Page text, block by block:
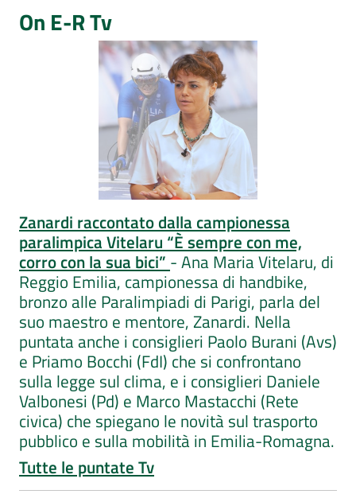
On E-R Tv
Zanardi raccontato dalla campionessa
paralimpica Vitelaru “È sempre con me,
corro con la sua bici” - Ana Maria Vitelaru, di
Reggio Emilia, campionessa di handbike,
bronzo alle Paralimpiadi di Parigi, parla del
suo maestro e mentore, Zanardi. Nella
puntata anche i consiglieri Paolo Burani (Avs)
e Priamo Bocchi (FdI) che si confrontano
sulla legge sul clima, e i consiglieri Daniele
Valbonesi (Pd) e Marco Mastacchi (Rete
civica) che spiegano le novità sul trasporto
pubblico e sulla mobilità in Emilia-Romagna.
Tutte le puntate Tv